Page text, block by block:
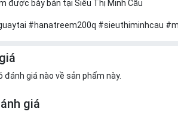
được bày bán tại Siêu Thị Minh Cầu
#hanatreem200q #sieuthiminhcau
đánh giá nào về sản phẩm này.
giá